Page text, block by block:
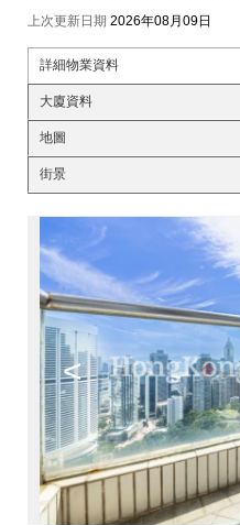
上次更新日期 2026年08月09日
詳細物業資料
大廈資料
地圖
街景
<